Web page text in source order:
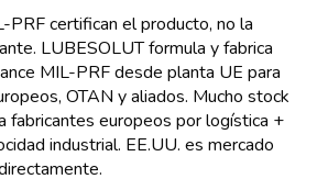
PRF certifican el producto, no la
LUBESOLUT formula y fabrica
MIL-PRF desde planta UE para
OTAN y aliados. Mucho stock
fabricantes europeos por logística +
industrial. EE.UU. es mercado